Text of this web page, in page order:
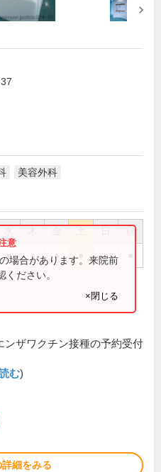
美容外科
祝
● ● ● ●
場合があります。来院前
ださい。
×閉じる
ンザワクチン接種の予約受付
む)
細をみる